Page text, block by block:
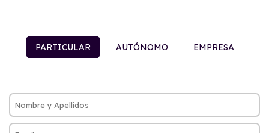
PARTICULAR AUTÓNOMO EMPRESA